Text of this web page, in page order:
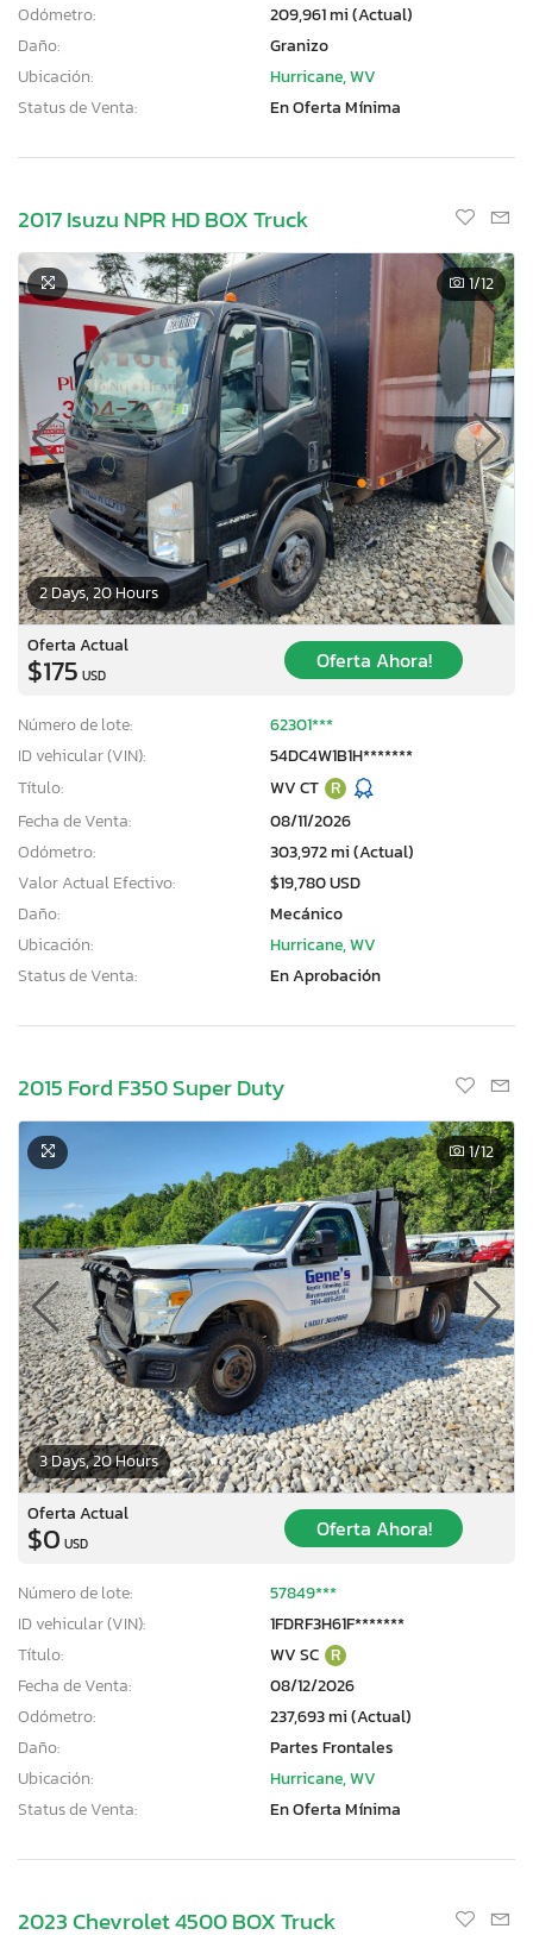
Odómetro:
209,961 mi (Actual)
Daño:
Granizo
Ubicación:
Hurricane, WV
Status de Venta:
En Oferta Mínima
2017 Isuzu NPR HD BOX Truck
2 Days, 20 Hours
1/12
Oferta Actual
$175 USD
Oferta Ahora!
Número de lote:
62301***
ID vehicular (VIN):
54DC4W1B1H*******
Título:
WV CT R
Fecha de Venta:
08/11/2026
Odómetro:
303,972 mi (Actual)
Valor Actual Efectivo:
$19,780 USD
Daño:
Mecánico
Ubicación:
Hurricane, WV
Status de Venta:
En Aprobación
2015 Ford F350 Super Duty
3 Days, 20 Hours
1/12
Oferta Actual
$0 USD
Oferta Ahora!
Número de lote:
57849***
ID vehicular (VIN):
1FDRF3H61F*******
Título:
WV SC R
Fecha de Venta:
08/12/2026
Odómetro:
237,693 mi (Actual)
Daño:
Partes Frontales
Ubicación:
Hurricane, WV
Status de Venta:
En Oferta Mínima
2023 Chevrolet 4500 BOX Truck